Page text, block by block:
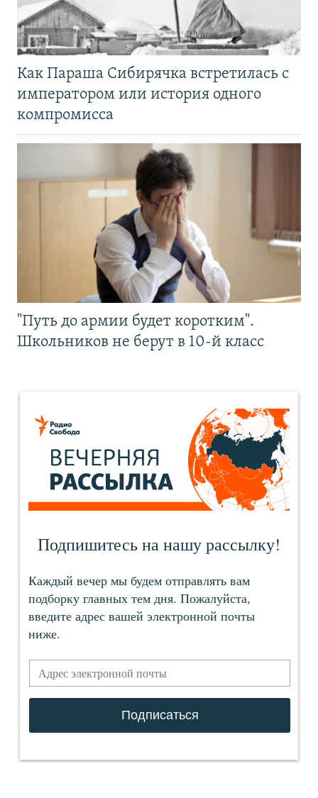
Как Параша Сибирячка встретилась с
императором или история одного
компромисса
"Путь до армии будет коротким".
Школьников не берут в 10-й класс